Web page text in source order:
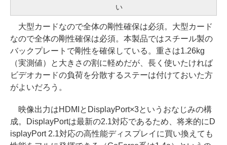
い
大型カードなので全体の剛性確保は必須。大型カード
なので全体の剛性確保は必須。本製品ではスチール製の
バックプレートで剛性を確保している。重さは1.26kg
（実測値）と大きさの割に軽めだが、長く使いたければ
ビデオカードの負荷を分散するステーは付けておいた方
がよいだろう。
映像出力はHDMIとDisplayPort×3というおなじみの構
成。DisplayPortは最新の2.1対応であるため、将来的にD
isplayPort 2.1対応の高性能ディスプレイに買い換えても